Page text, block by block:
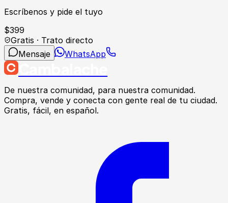
Escríbenos y pide el tuyo
$399
Gratis · Trato directo
Mensaje
WhatsApp
De nuestra comunidad, para nuestra comunidad.
Compra, vende y conecta con gente real de tu ciudad.
Gratis, fácil, en español.